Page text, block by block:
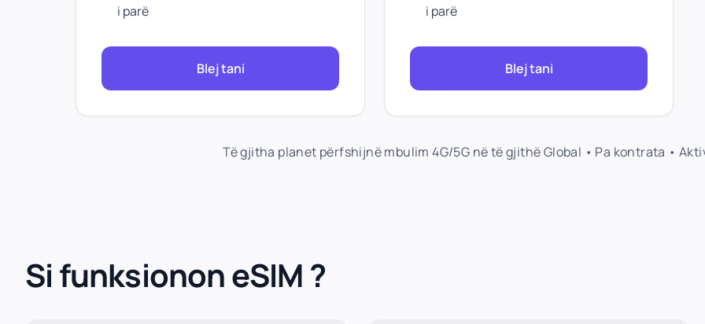
i parë
Blej tani
i parë
Blej tani
Të gjitha planet përfshijnë mbulim 4G/5G në të gjithë Global • Pa kontrata •
Si funksionon eSIM ?